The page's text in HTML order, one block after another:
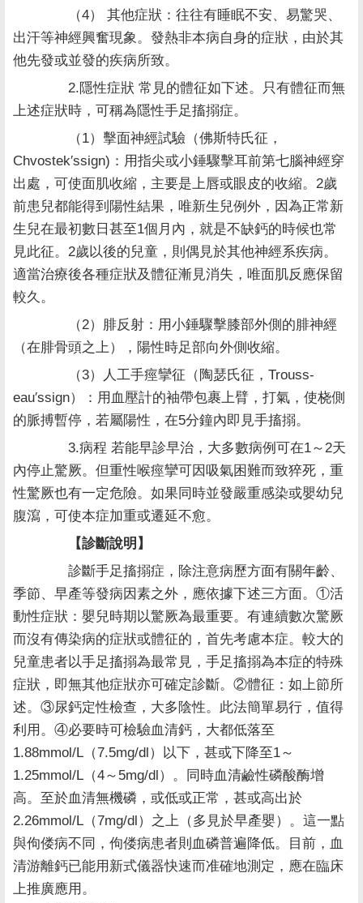
（4） 其他症狀：往往有睡眠不安、易驚哭、
出汗等神經興奮現象。發熱非本病自身的症狀，由於其
他先發或並發的疾病所致。
2.隱性症狀 常見的體征如下述。只有體征而無
上述症狀時，可稱為隱性手足搐搦症。
（1）擊面神經試驗（佛斯特氏征，
Chvostek′ssign)：用指尖或小錘驟擊耳前第七腦神經穿
出處，可使面肌收縮，主要是上唇或眼皮的收縮。2歲
前患兒都能得到陽性結果，唯新生兒例外，因為正常新
生兒在最初數日甚至1個月內，就是不缺鈣的時候也常
見此征。2歲以後的兒童，則偶見於其他神經系疾病。
適當治療後各種症狀及體征漸見消失，唯面肌反應保留
較久。
（2）腓反射：用小錘驟擊膝部外側的腓神經
（在腓骨頭之上），陽性時足部向外側收縮。
（3）人工手痙攣征（陶瑟氏征，Trouss-
eau′ssign）：用血壓計的袖帶包裹上臂，打氣，使桡側
的脈搏暫停，若屬陽性，在5分鐘內即見手搐搦。
3.病程 若能早診早治，大多數病例可在1～2天
內停止驚厥。但重性喉痙攣可因吸氣困難而致猝死，重
性驚厥也有一定危險。如果同時並發嚴重感染或嬰幼兒
腹瀉，可使本症加重或遷延不愈。
【診斷說明】
診斷手足搐搦症，除注意病歷方面有關年齡、
季節、早產等發病因素之外，應依據下述三方面。①活
動性症狀：嬰兒時期以驚厥為最重要。有連續數次驚厥
而沒有傳染病的症狀或體征的，首先考慮本症。較大的
兒童患者以手足搐搦為最常見，手足搐搦為本症的特殊
症狀，即無其他症狀亦可確定診斷。②體征：如上節所
述。③尿鈣定性檢查，大多陰性。此法簡單易行，值得
利用。④必要時可檢驗血清鈣，大都低落至
1.88mmol/L（7.5mg/dl）以下，甚或下降至1～
1.25mmol/L（4～5mg/dl）。同時血清鹼性磷酸酶增
高。至於血清無機磷，或低或正常，甚或高出於
2.26mmol/L（7mg/dl）之上（多見於早產嬰）。這一點
與佝偻病不同，佝偻病患者則血磷普遍降低。目前，血
清游離鈣已能用新式儀器快速而准確地測定，應在臨床
上推廣應用。